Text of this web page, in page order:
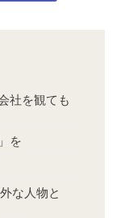
社を観ても
を
な人物と